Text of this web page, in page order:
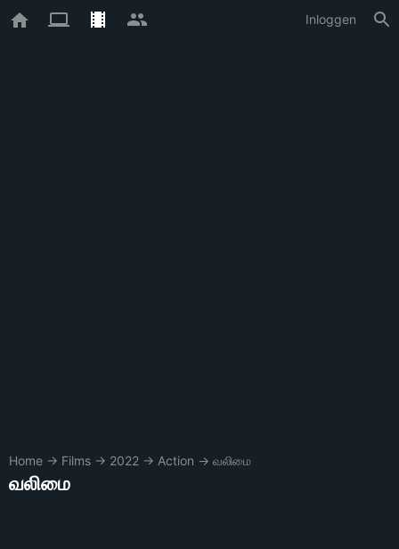
Inloggen
Home → Films → 2022 → Action → வலிமை
வலிமை